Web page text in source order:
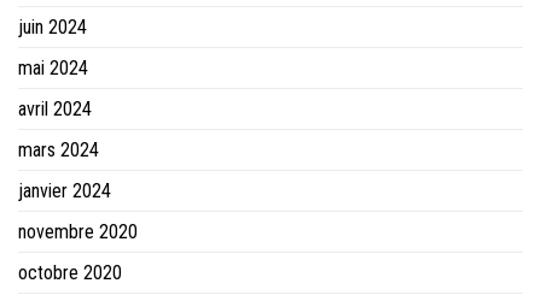
juin 2024
mai 2024
avril 2024
mars 2024
janvier 2024
novembre 2020
octobre 2020